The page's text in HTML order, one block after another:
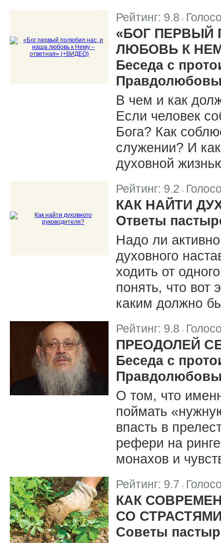
Рейтинг: 9.8 |
«БОГ
ЛЮБОВЬ К
Беседа с
В чем и как
Если человек
Бога? Как
служении? И
духовной
Рейтинг: 9.2
КАК НАЙТИ
Ответы
Надо ли
духовного
ходить от
понять, что вот
каким должно
Рейтинг: 9.8
ПРЕОДОЛЕЙ
Беседа с
О том, что
поймать
впасть в
рефери на
монахов и
Рейтинг: 9.7
КАК
СО
Советы